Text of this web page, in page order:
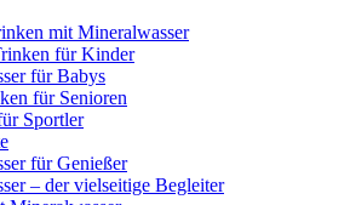
mit Mineralwasser
für Kinder
für Babys
für Senioren
Sportler
für Genießer
– der vielseitige Begleiter